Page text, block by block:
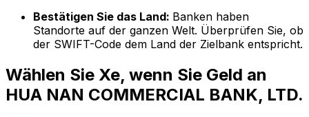
Bestätigen Sie das Land: Banken haben
Standorte auf der ganzen Welt. Überprüfen Sie, ob
der SWIFT-Code dem Land der Zielbank entspricht.
Wählen Sie Xe, wenn Sie Geld an
HUA NAN COMMERCIAL BANK, LTD.